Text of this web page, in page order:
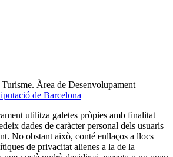
Àrea de Desenvolupament
de Barcelona
utilitza galetes pròpies amb finalitat
dades de caràcter personal dels usuaris
No obstant això, conté enllaços a llocs
de privacitat alienes a la de la